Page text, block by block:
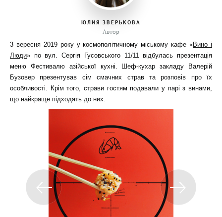
ЮЛИЯ ЗВЕРЬКОВА
Автор
3 вересня 2019 року у космополітичному міському кафе «Вино і
Люди» по вул. Сергія Гусовського 11/11 відбулась презентація
меню Фестивалю азійської кухні. Шеф-кухар закладу Валерій
Бузовер презентував сім смачних страв та розповів про їх
особливості. Крім того, страви гостям подавали у парі з винами,
що найкраще підходять до них.